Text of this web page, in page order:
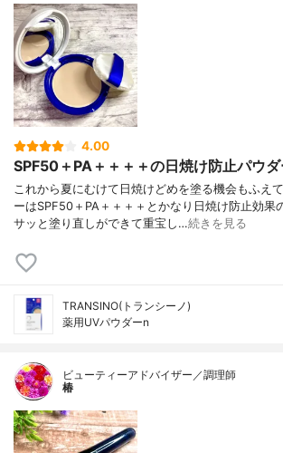
4.00
SPF50＋PA＋＋＋＋の日焼け防止パウダ
これから夏にむけて日焼けどめを塗る機会もふえ
ーはSPF50＋PA＋＋＋＋とかなり日焼け防止効果
サッと塗り直しができて重宝し…続きを見る
TRANSINO(トランシーノ)
薬用UVパウダーn
ビューティーアドバイザー／調理師
椿